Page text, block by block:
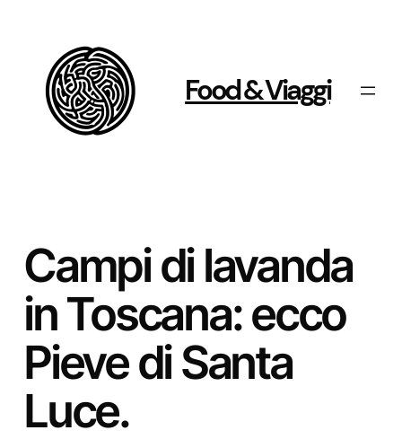
Food & Viaggi
Campi di lavanda
in Toscana: ecco
Pieve di Santa
Luce.